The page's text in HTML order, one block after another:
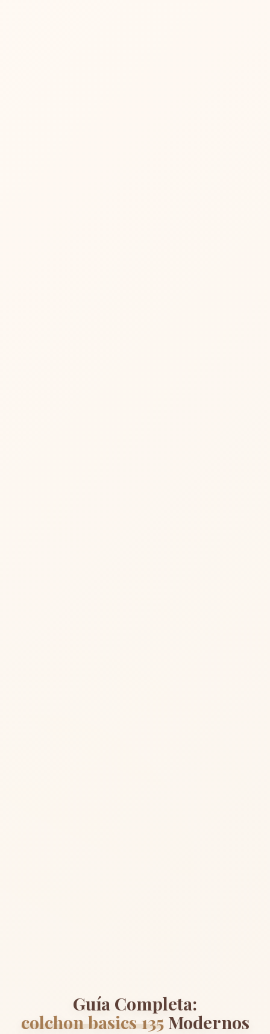
Guía Completa:
colchon basics 135Modernos